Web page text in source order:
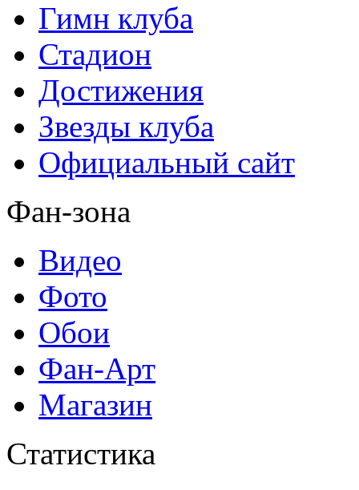
Гимн клуба
Стадион
Достижения
Звезды клуба
Официальный сайт
Фан-зона
Видео
Фото
Обои
Фан-Арт
Магазин
Статистика